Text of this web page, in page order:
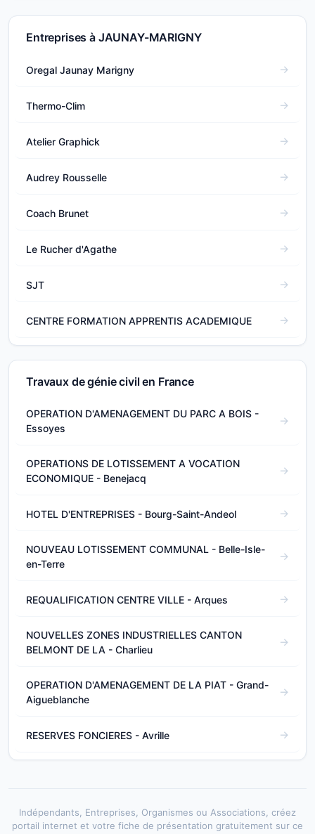
Entreprises à JAUNAY-MARIGNY
Oregal Jaunay Marigny
Thermo-Clim
Atelier Graphick
Audrey Rousselle
Coach Brunet
Le Rucher d'Agathe
SJT
CENTRE FORMATION APPRENTIS ACADEMIQUE
Travaux de génie civil en France
OPERATION D'AMENAGEMENT DU PARC A BOIS -
Essoyes
OPERATIONS DE LOTISSEMENT A VOCATION
ECONOMIQUE - Benejacq
HOTEL D'ENTREPRISES - Bourg-Saint-Andeol
NOUVEAU LOTISSEMENT COMMUNAL - Belle-Isle-
en-Terre
REQUALIFICATION CENTRE VILLE - Arques
NOUVELLES ZONES INDUSTRIELLES CANTON
BELMONT DE LA - Charlieu
OPERATION D'AMENAGEMENT DE LA PIAT - Grand-
Aigueblanche
RESERVES FONCIERES - Avrille
Indépendants, Entreprises, Organismes ou Associations, créez
portail internet et votre fiche de présentation gratuitement sur ce